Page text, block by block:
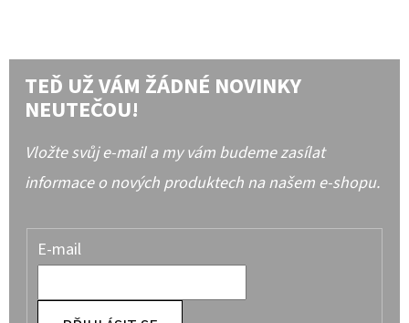
TEĎ UŽ VÁM ŽÁDNÉ NOVINKY
NEUTEČOU!
Vložte svůj e-mail a my vám budeme zasílat
informace o nových produktech na našem e-shopu.
E-mail